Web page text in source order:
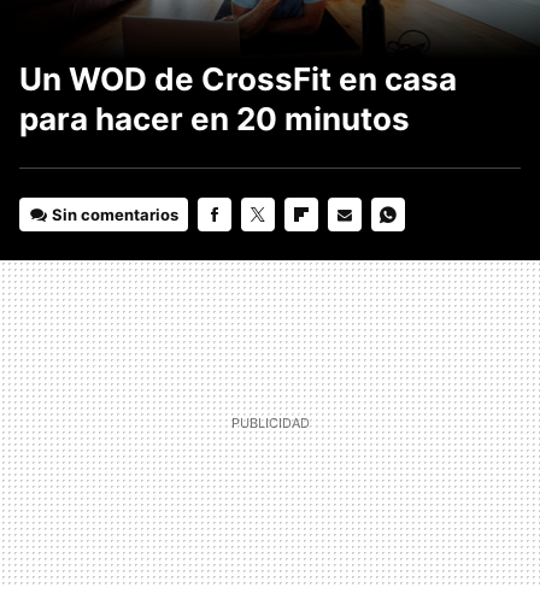
Un WOD de CrossFit en casa
para hacer en 20 minutos
Sin comentarios
MAIL